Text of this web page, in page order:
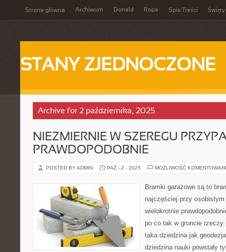
Strona główna Archiwum Donald Ropa Spis Treści Święty
STANY ZJEDNOCZONE
Archive for 2 października, 2025
NIEZMIERNIE W SZEREGU
PRAWDOPODOBNIE
POSTED BY ADMIN PAŹ - 2 - 2025 MOŻLIWOŚĆ
Bramki garażowe są to
najczęściej przy
wielokrotnie
po co tak w gruncie rzeczy
taka dziedzina jak
dziedzina nauki powstały